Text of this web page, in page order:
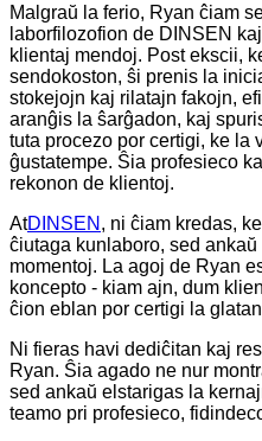
Malgraŭ la ferio, Ryan ĉiam
laborfilozofion de DINSEN
klientaj mendoj. Post ekscii,
sendokoston, ŝi prenis la
stokejojn kaj rilatajn fakojn,
aranĝis la ŝarĝadon, kaj
tuta procezo por certigi, ke la
ĝustatempe. Ŝia profesieco
rekonon de klientoj.
AtDINSEN , ni ĉiam kredas,
ĉiutaga kunlaboro, sed
momentoj. La agoj de Ryan
koncepto - kiam ajn, dum
ĉion eblan por certigi la
Ni fieras havi dediĉitan kaj
Ryan. Ŝia agado ne nur
sed ankaŭ elstarigas la
teamo pri profesieco,